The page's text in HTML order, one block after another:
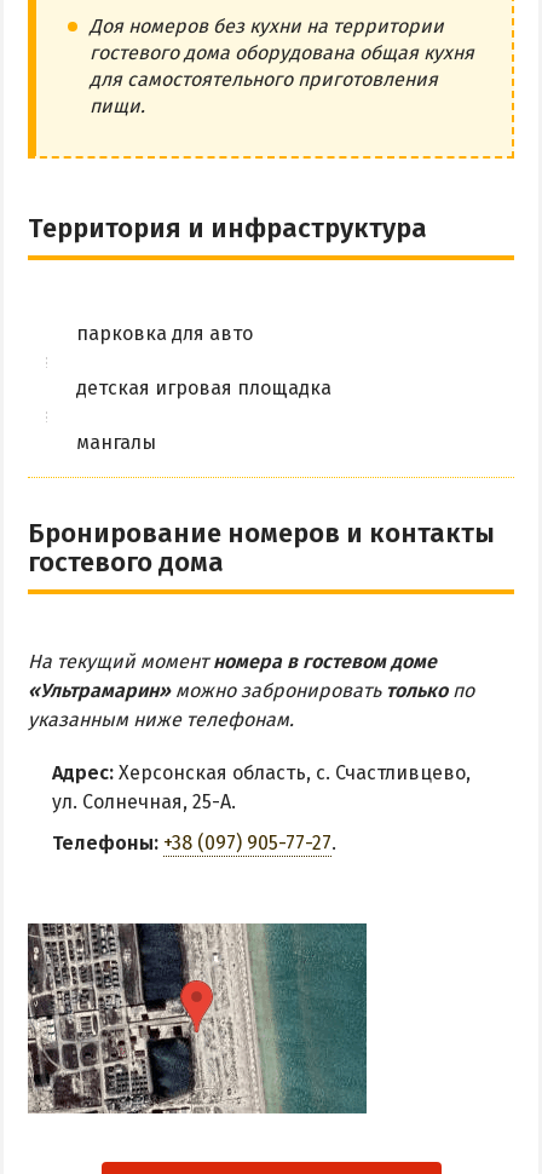
Доя номеров без кухни на территории
гостевого дома оборудована общая кухня
для самостоятельного приготовления
пищи.
Территория и инфраструктура
парковка для авто
детская игровая площадка
мангалы
Бронирование номеров и контакты
гостевого дома
На текущий моментномера в гостевом доме
«Ультрамарин»можно забронировать толькопо
указанным ниже телефонам.
Адрес: Херсонская область, с. Счастливцево,
ул. Солнечная, 25-А.
Телефоны: +38 (097) 905-77-27.